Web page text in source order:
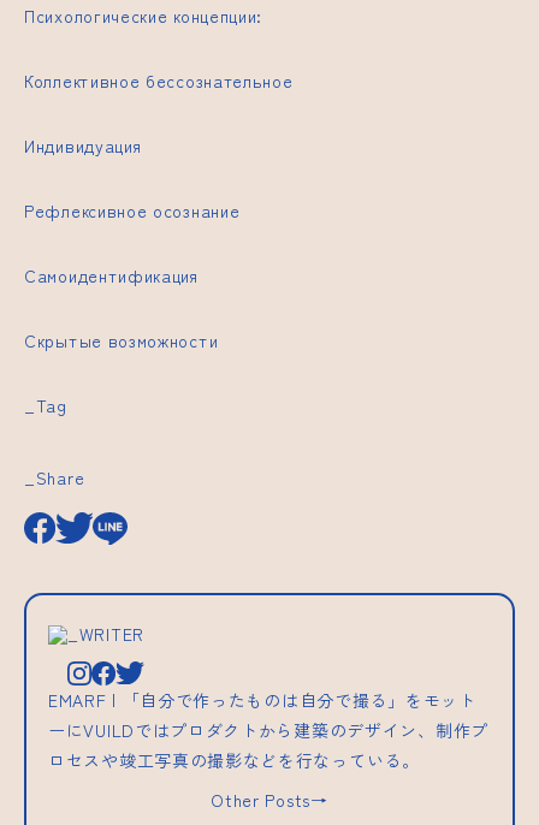
Психологические концепции:
Коллективное бессознательное
Индивидуация
Рефлексивное осознание
Самоидентификация
Скрытые возможности
_Tag
_Share
_WRITER
EMARF | 「自分で作ったものは自分で撮る」をモット
ーにVUILDではプロダクトから建築のデザイン、制作プ
ロセスや竣工写真の撮影などを行なっている。
Other Posts→